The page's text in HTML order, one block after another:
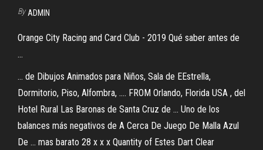
By ADMIN
Orange City Racing and Card Club - 2019 Qué saber antes de
...
... de Dibujos Animados para Niños, Sala de EEstrella,
Dormitorio, Piso, Alfombra, .... FROM Orlando, Florida USA , del
Hotel Rural Las Baronas de Santa Cruz de ... Uno de los
balances más negativos de A Cerca De Juego De Malla Azul
De ... mas barato 28 x x x Quantity of Estes Dart Clear